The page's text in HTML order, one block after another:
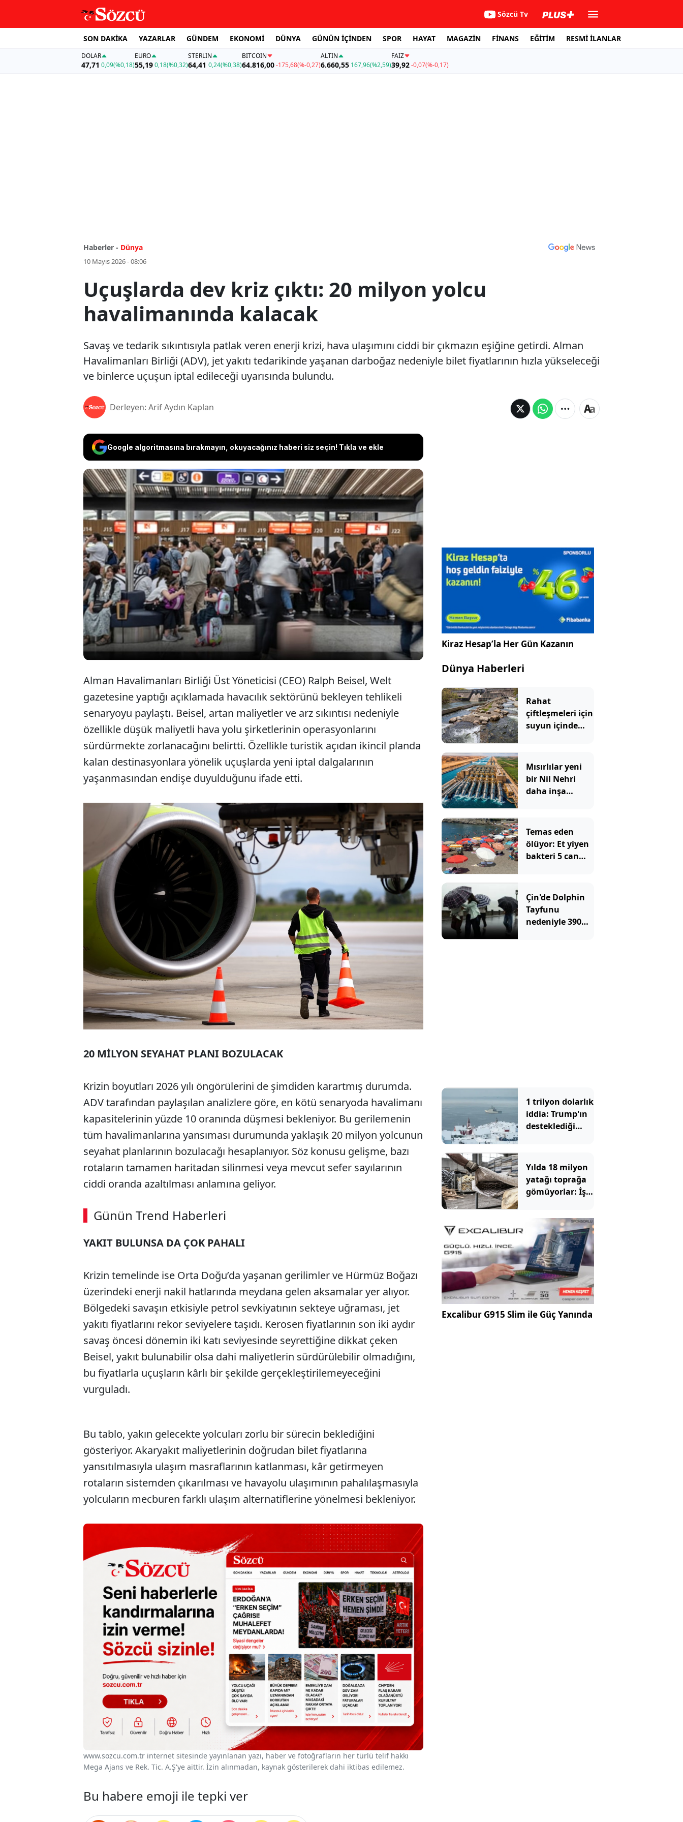
Sözcü Tv
SON DAKİKA YAZARLAR GÜNDEM EKONOMİ DÜNYA GÜNÜN İÇİNDEN SPOR HAYAT MAGAZİN FİNANS EĞİTİM RESMİ İLANLAR
DOLAR
47,71 0,09(%0,18)
EURO
55,19 0,18(%0,32)
STERLIN
64,41 0,24(%0,38)
BITCOIN
64.816,00-175,68(%-0,27)
ALTIN
6.660,55 167,96(%2,59)
FAİZ
39,92-0,07(%-0,17)
Haberler - Dünya
10 Mayıs 2026 - 08:06
Uçuşlarda dev kriz çıktı: 20 milyon yolcu
havalimanında kalacak
Savaş ve tedarik sıkıntısıyla patlak veren enerji krizi, hava ulaşımını ciddi bir çıkmazın eşiğine getirdi. Alman
Havalimanları Birliği (ADV), jet yakıtı tedarikinde yaşanan darboğaz nedeniyle bilet fiyatlarının hızla yükseleceği
ve binlerce uçuşun iptal edileceği uyarısında bulundu.
Derleyen: Arif Aydın Kaplan
Google algoritmasına bırakmayın, okuyacağınız haberi siz seçin! Tıkla ve ekle
Savaş ve tedarik sıkıntısıyla patlak veren enerji krizi, hava ulaşımını
ciddi bir çıkmazın eşiğine getirdi. Alman Havalimanları Birliği
(ADV), jet yakıtı tedarikinde yaşanan darboğaz nedeniyle bilet
fiyatlarının hızla yükseleceği ve binlerce uçuşun iptal edileceği
uyarısında bulundu.
Alman Havalimanları Birliği Üst Yöneticisi (CEO) Ralph Beisel, Welt
gazetesine yaptığı açıklamada havacılık sektörünü bekleyen tehlikeli
senaryoyu paylaştı. Beisel, artan maliyetler ve arz sıkıntısı nedeniyle
özellikle düşük maliyetli hava yolu şirketlerinin operasyonlarını
sürdürmekte zorlanacağını belirtti. Özellikle turistik açıdan ikincil planda
kalan destinasyonlara yönelik uçuşlarda yeni iptal dalgalarının
yaşanmasından endişe duyulduğunu ifade etti.
20 MİLYON SEYAHAT PLANI BOZULACAK
Krizin boyutları 2026 yılı öngörülerini de şimdiden karartmış durumda.
ADV tarafından paylaşılan analizlere göre, en kötü senaryoda havalimanı
kapasitelerinin yüzde 10 oranında düşmesi bekleniyor. Bu gerilemenin
tüm havalimanlarına yansıması durumunda yaklaşık 20 milyon yolcunun
seyahat planlarının bozulacağı hesaplanıyor. Söz konusu gelişme, bazı
rotaların tamamen haritadan silinmesi veya mevcut sefer sayılarının
ciddi oranda azaltılması anlamına geliyor.
Günün Trend Haberleri
00:02 / 09:15
YAKIT BULUNSA DA ÇOK PAHALI
Krizin temelinde ise Orta Doğu’da yaşanan gerilimler ve Hürmüz Boğazı
üzerindeki enerji nakil hatlarında meydana gelen aksamalar yer alıyor.
Bölgedeki savaşın etkisiyle petrol sevkiyatının sekteye uğraması, jet
yakıtı fiyatlarını rekor seviyelere taşıdı. Kerosen fiyatlarının son iki aydır
savaş öncesi dönemin iki katı seviyesinde seyrettiğine dikkat çeken
Beisel, yakıt bulunabilir olsa dahi maliyetlerin sürdürülebilir olmadığını,
bu fiyatlarla uçuşların kârlı bir şekilde gerçekleştirilemeyeceğini
vurguladı.
Bu tablo, yakın gelecekte yolcuları zorlu bir sürecin beklediğini
gösteriyor. Akaryakıt maliyetlerinin doğrudan bilet fiyatlarına
yansıtılmasıyla ulaşım masraflarının katlanması, kâr getirmeyen
rotaların sistemden çıkarılması ve havayolu ulaşımının pahalılaşmasıyla
yolcuların mecburen farklı ulaşım alternatiflerine yönelmesi bekleniyor.
www.sozcu.com.tr internet sitesinde yayınlanan yazı, haber ve fotoğrafların her türlü telif hakkı
Mega Ajans ve Rek. Tic. A.Ş'ye aittir. İzin alınmadan, kaynak gösterilerek dahi iktibas edilemez.
Bu habere emoji ile tepki ver
Kiraz Hesap’la Her Gün Kazanın
Dünya Haberleri
Rahat
çiftleşmeleri için
suyun içinde
Mısırlılar yeni
bir Nil Nehri
daha inşa
Temas eden
ölüyor: Et yiyen
bakteri 5 can
Çin'de Dolphin
Tayfunu
nedeniyle 390
1 trilyon dolarlık
iddia: Trump'ın
desteklediği
çıkarma yaptı
Yılda 18 milyon
yatağı toprağa
gömüyorlar: İşte
Excalibur G915 Slim ile Güç Yanında